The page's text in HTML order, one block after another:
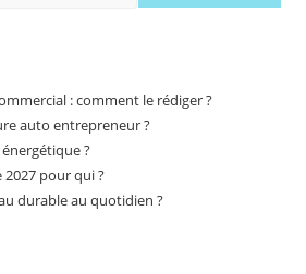
: comment le rédiger ?
auto entrepreneur ?
?
pour qui ?
durable au quotidien ?